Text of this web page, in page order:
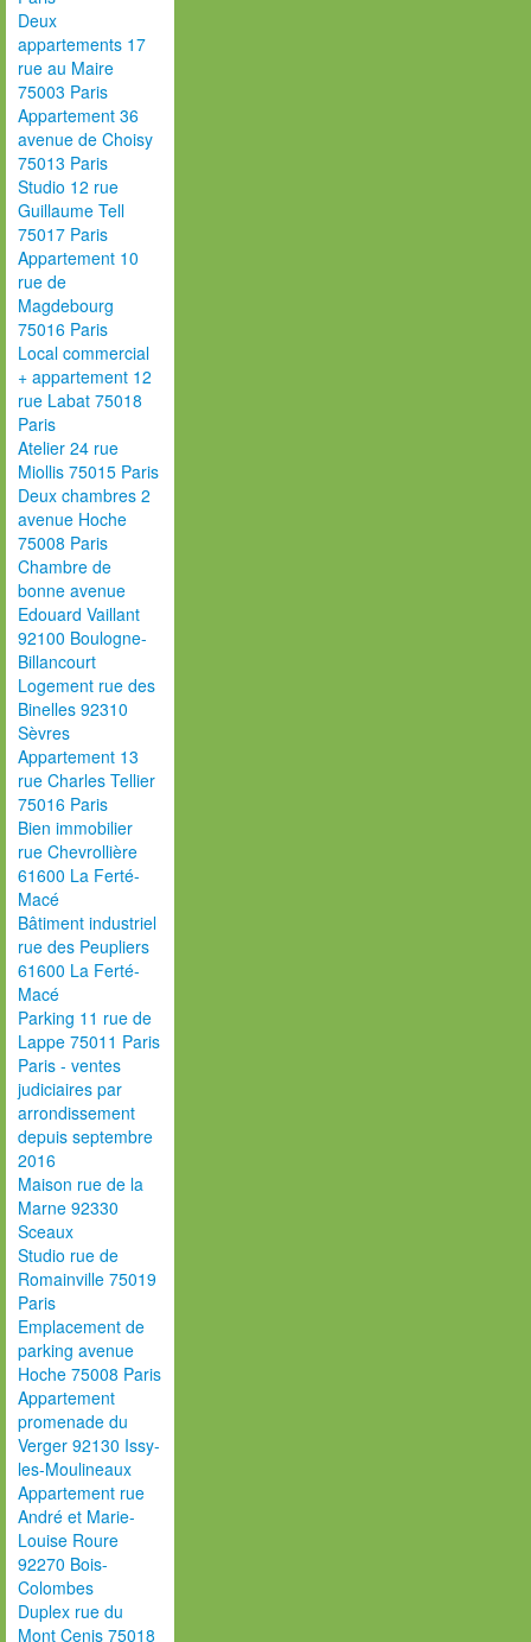
Deux
appartements 17
rue au Maire
75003 Paris
Appartement 36
avenue de Choisy
75013 Paris
Studio 12 rue
Guillaume Tell
75017 Paris
Appartement 10
rue de
Magdebourg
75016 Paris
Local commercial
+ appartement 12
rue Labat 75018
Paris
Atelier 24 rue
Miollis 75015 Paris
Deux chambres 2
avenue Hoche
75008 Paris
Chambre de
bonne avenue
Edouard Vaillant
92100 Boulogne-
Billancourt
Logement rue des
Binelles 92310
Sèvres
Appartement 13
rue Charles Tellier
75016 Paris
Bien immobilier
rue Chevrollière
61600 La Ferté-
Macé
Bâtiment industriel
rue des Peupliers
61600 La Ferté-
Macé
Parking 11 rue de
Lappe 75011 Paris
Paris - ventes
judiciaires par
arrondissement
depuis septembre
2016
Maison rue de la
Marne 92330
Sceaux
Studio rue de
Romainville 75019
Paris
Emplacement de
parking avenue
Hoche 75008 Paris
Appartement
promenade du
Verger 92130 Issy-
les-Moulineaux
Appartement rue
André et Marie-
Louise Roure
92270 Bois-
Colombes
Duplex rue du
Mont Cenis 75018